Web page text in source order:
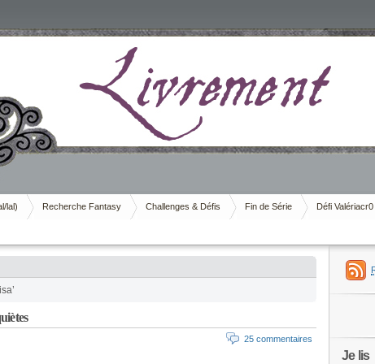
lal) Recherche Fantasy Challenges & Défis Fin de Série Défi Valériacr0
25 commentaires
Je lis